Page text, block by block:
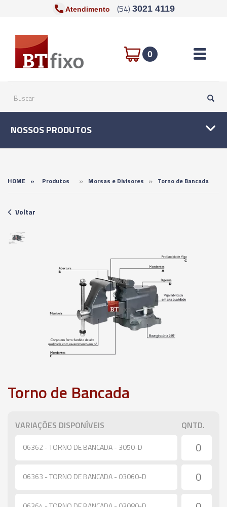
Atendimento (54) 3021 4119
0 Toggle
NOSSOS PRODUTOS
HOME » Produtos » Morsas e Divisores » Torno de Bancada
Voltar
Torno de Bancada
VARIAÇÕES DISPONÍVEIS QNTD.
06362 - TORNO DE BANCADA - 3050-D
06363 - TORNO DE BANCADA - 03060-D